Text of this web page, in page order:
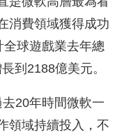
消費領域獲得成功
球遊戲業去年總
到2188億美元。
20年時間微軟一
領域持續投入，不